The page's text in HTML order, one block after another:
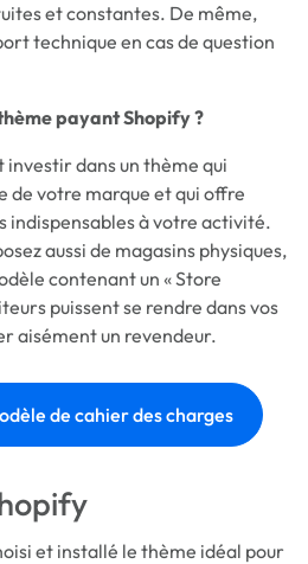
et constantes. De même,
technique en cas de question
payant Shopify ?
investir dans un thème qui
de votre marque et qui offre
indispensables à votre activité.
aussi de magasins physiques,
contenant un « Store
puissent se rendre dans vos
aisément un revendeur.
de cahier des charges
et installé le thème idéal pour